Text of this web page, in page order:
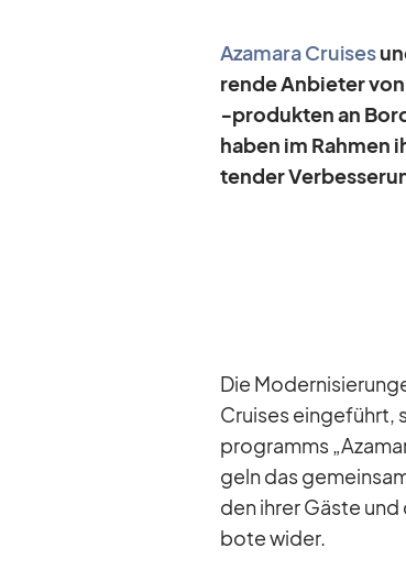
Aza­mara Crui­ses
rende An­bie­ter
‑pro­duk­ten an
ha­ben im
ten­der
Die
Crui­ses ein­ge­führt,
pro­gramms
geln das
den ih­rer Gäste
bote wi­der.